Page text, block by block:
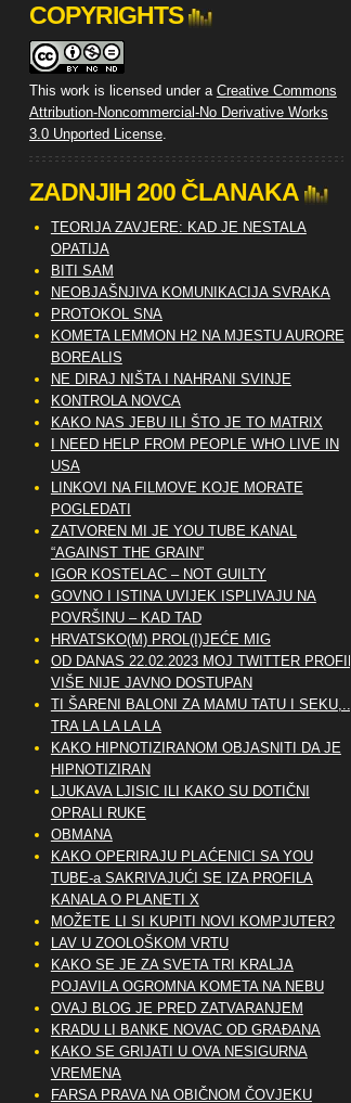
COPYRIGHTS
This work is licensed under a Creative Commons
Attribution-Noncommercial-No Derivative Works
3.0 Unported License.
ZADNJIH 200 ČLANAKA
TEORIJA ZAVJERE: KAD JE NESTALA
OPATIJA
BITI SAM
NEOBJAŠNJIVA KOMUNIKACIJA SVRAKA
PROTOKOL SNA
KOMETA LEMMON H2 NA MJESTU AURORE
BOREALIS
NE DIRAJ NIŠTA I NAHRANI SVINJE
KONTROLA NOVCA
KAKO NAS JEBU ILI ŠTO JE TO MATRIX
I NEED HELP FROM PEOPLE WHO LIVE IN
USA
LINKOVI NA FILMOVE KOJE MORATE
POGLEDATI
ZATVOREN MI JE YOU TUBE KANAL
“AGAINST THE GRAIN”
IGOR KOSTELAC – NOT GUILTY
GOVNO I ISTINA UVIJEK ISPLIVAJU NA
POVRŠINU – KAD TAD
HRVATSKO(M) PROL(I)JEĆE MIG
OD DANAS 22.02.2023 MOJ TWITTER PROFIL
VIŠE NIJE JAVNO DOSTUPAN
TI ŠARENI BALONI ZA MAMU TATU I SEKU,..
TRA LA LA LA LA
KAKO HIPNOTIZIRANOM OBJASNITI DA JE
HIPNOTIZIRAN
LJUKAVA LJISIC ILI KAKO SU DOTIČNI
OPRALI RUKE
OBMANA
KAKO OPERIRAJU PLAĆENICI SA YOU
TUBE-a SAKRIVAJUĆI SE IZA PROFILA
KANALA O PLANETI X
MOŽETE LI SI KUPITI NOVI KOMPJUTER?
LAV U ZOOLOŠKOM VRTU
KAKO SE JE ZA SVETA TRI KRALJA
POJAVILA OGROMNA KOMETA NA NEBU
OVAJ BLOG JE PRED ZATVARANJEM
KRADU LI BANKE NOVAC OD GRAĐANA
KAKO SE GRIJATI U OVA NESIGURNA
VREMENA
FARSA PRAVA NA OBIČNOM ČOVJEKU